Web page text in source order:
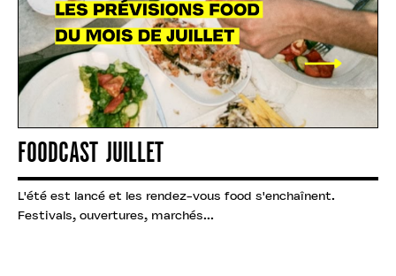
FOODCAST JUILLET
L'été est lancé et les rendez-vous food s'enchaînent.
Festivals, ouvertures, marchés...